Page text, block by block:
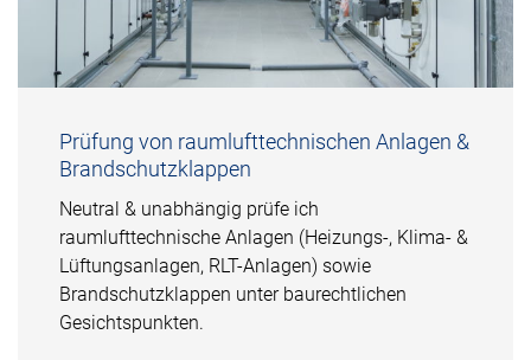
Prüfung von raumlufttechnischen Anlagen &
Brandschutzklappen
Neutral & unabhängig prüfe ich
raumlufttechnische Anlagen (Heizungs-, Klima- &
Lüftungsanlagen, RLT-Anlagen) sowie
Brandschutzklappen unter baurechtlichen
Gesichtspunkten.